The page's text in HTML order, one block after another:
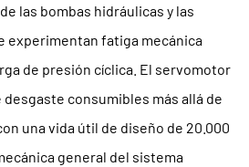
las bombas hidráulicas y las
experimentan fatiga mecánica
de presión cíclica. El servomotor
desgaste consumibles más allá de
una vida útil de diseño de 20.000
general del sistema